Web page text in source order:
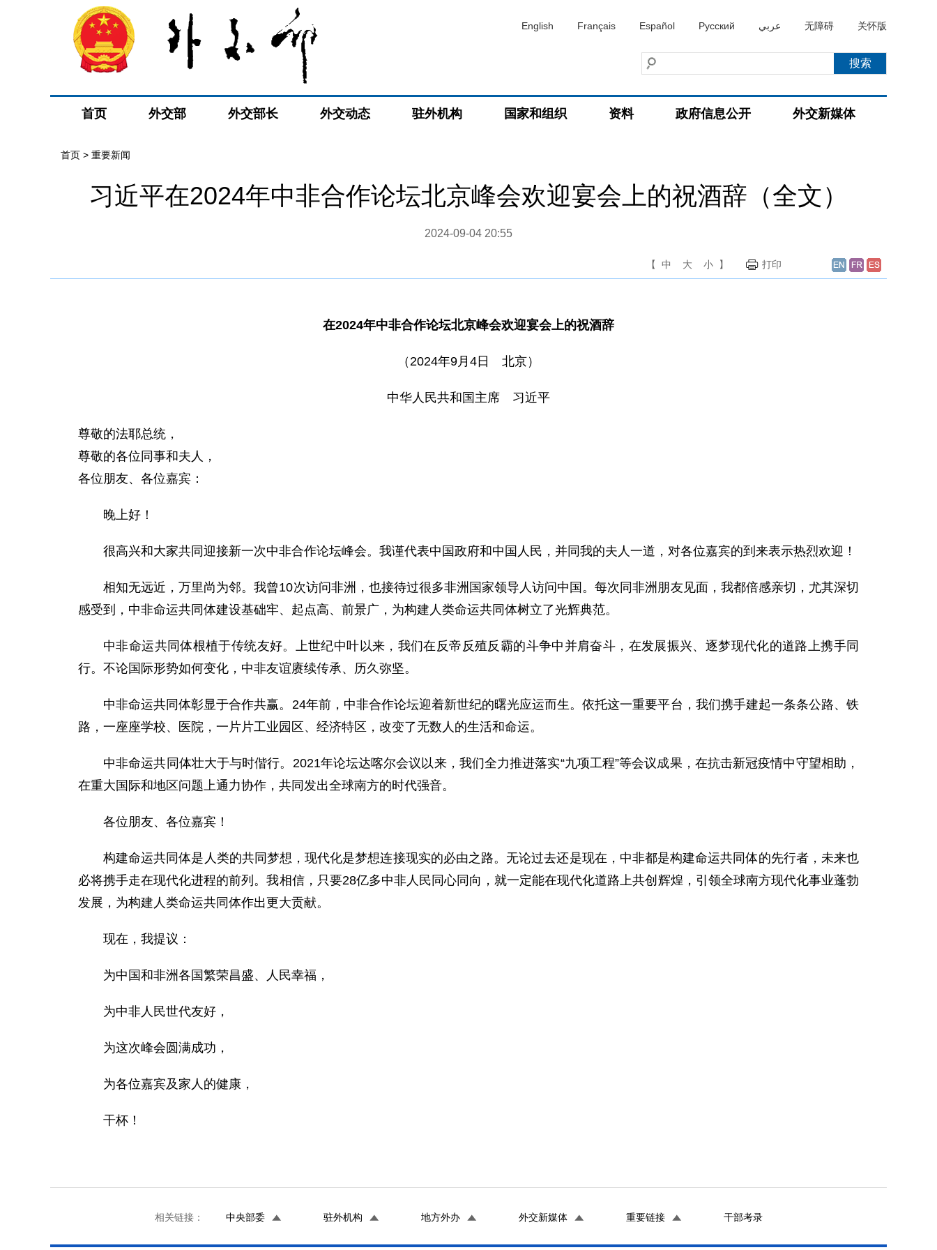
English Français Español Русский عربي 无障碍 关怀版
首页 外交部 外交部长 外交动态 驻外机构 国家和组织 资料 政府信息公开 外交新媒体
首页 > 重要新闻
习近平在2024年中非合作论坛北京峰会欢迎宴会上的祝酒辞（全文）
2024-09-04 20:55
【 中 大 小 】 打印
在2024年中非合作论坛北京峰会欢迎宴会上的祝酒辞
（2024年9月4日 北京）
中华人民共和国主席 习近平
尊敬的法耶总统，
尊敬的各位同事和夫人，
各位朋友、各位嘉宾：
晚上好！
很高兴和大家共同迎接新一次中非合作论坛峰会。我谨代表中国政府和中国人民，并同我的夫人一道，对各位嘉宾的到来表示热烈欢迎！
相知无远近，万里尚为邻。我曾10次访问非洲，也接待过很多非洲国家领导人访问中国。每次同非洲朋友见面，我都倍感亲切，尤其深切
感受到，中非命运共同体建设基础牢、起点高、前景广，为构建人类命运共同体树立了光辉典范。
中非命运共同体根植于传统友好。上世纪中叶以来，我们在反帝反殖反霸的斗争中并肩奋斗，在发展振兴、逐梦现代化的道路上携手同
行。不论国际形势如何变化，中非友谊赓续传承、历久弥坚。
中非命运共同体彰显于合作共赢。24年前，中非合作论坛迎着新世纪的曙光应运而生。依托这一重要平台，我们携手建起一条条公路、铁
路，一座座学校、医院，一片片工业园区、经济特区，改变了无数人的生活和命运。
中非命运共同体壮大于与时偕行。2021年论坛达喀尔会议以来，我们全力推进落实“九项工程”等会议成果，在抗击新冠疫情中守望相助，
在重大国际和地区问题上通力协作，共同发出全球南方的时代强音。
各位朋友、各位嘉宾！
构建命运共同体是人类的共同梦想，现代化是梦想连接现实的必由之路。无论过去还是现在，中非都是构建命运共同体的先行者，未来也
必将携手走在现代化进程的前列。我相信，只要28亿多中非人民同心同向，就一定能在现代化道路上共创辉煌，引领全球南方现代化事业蓬勃
发展，为构建人类命运共同体作出更大贡献。
现在，我提议：
为中国和非洲各国繁荣昌盛、人民幸福，
为中非人民世代友好，
为这次峰会圆满成功，
为各位嘉宾及家人的健康，
干杯！
相关链接： 中央部委 驻外机构 地方外办 外交新媒体 重要链接 干部考录